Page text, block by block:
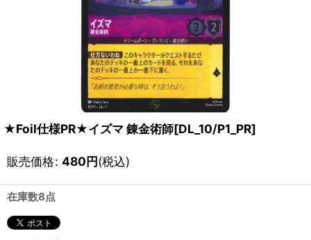
★Foil仕様PR★イズマ 錬金術師[DL_10/P1_PR]
販売価格: 480円(税込)
在庫数8点